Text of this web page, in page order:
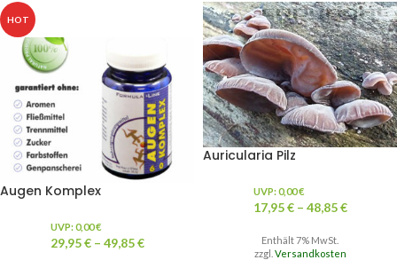
HOT
Augen Komplex
UVP:0,00€
29,95€ – 49,85€
Auricularia Pilz
UVP:0,00€
17,95€ – 48,85€
Enthält 7% MwSt.
zzgl. Versandkosten